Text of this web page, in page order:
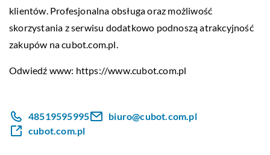
klientów. Profesjonalna obsługa oraz możliwość
skorzystania z serwisu dodatkowo podnoszą atrakcyjność
zakupów na cubot.com.pl.
Odwiedź www: https://www.cubot.com.pl
48519595995
biuro@cubot.com.pl
cubot.com.pl